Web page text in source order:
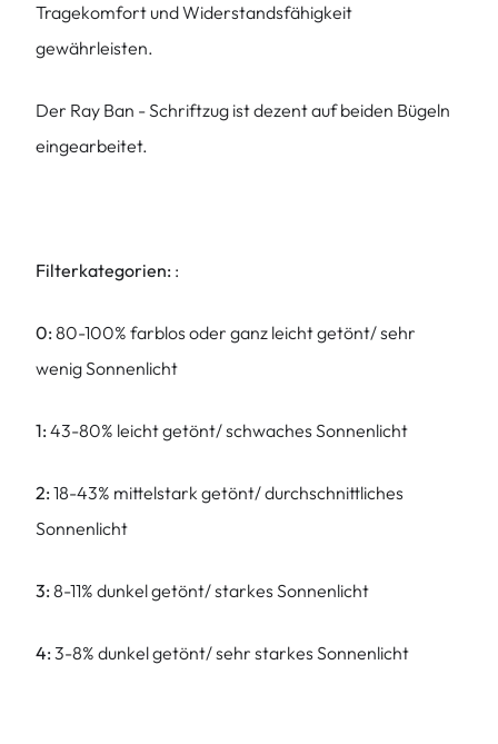
Tragekomfort und Widerstandsfähigkeit
gewährleisten.
Der Ray Ban - Schriftzug ist dezent auf beiden Bügeln
eingearbeitet.
Filterkategorien: :
0: 80-100% farblos oder ganz leicht getönt/ sehr
wenig Sonnenlicht
1: 43-80% leicht getönt/ schwaches Sonnenlicht
2: 18-43% mittelstark getönt/ durchschnittliches
Sonnenlicht
3: 8-11% dunkel getönt/ starkes Sonnenlicht
4: 3-8% dunkel getönt/ sehr starkes Sonnenlicht